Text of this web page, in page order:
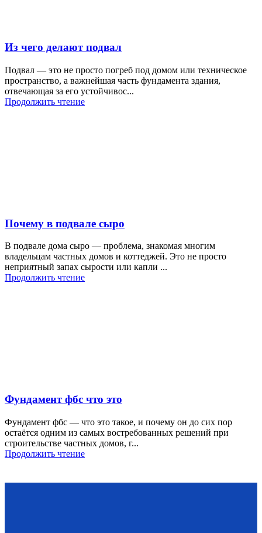
Из чего делают подвал
Подвал — это не просто погреб под домом или техническое
пространство, а важнейшая часть фундамента здания,
отвечающая за его устойчивос...
Продолжить чтение
Почему в подвале сыро
В подвале дома сыро — проблема, знакомая многим
владельцам частных домов и коттеджей. Это не просто
неприятный запах сырости или капли ...
Продолжить чтение
Фундамент фбс что это
Фундамент фбс — что это такое, и почему он до сих пор
остаётся одним из самых востребованных решений при
строительстве частных домов, г...
Продолжить чтение